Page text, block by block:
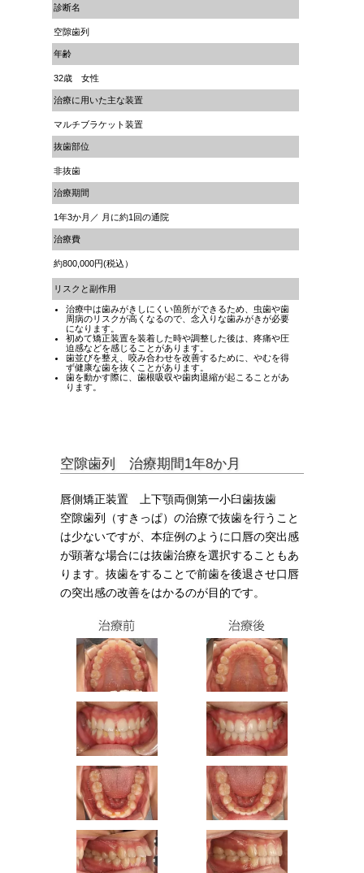
診断名
空隙歯列
年齢
32歳 女性
治療に用いた主な装置
マルチブラケット装置
抜歯部位
非抜歯
治療期間
1年3か月／ 月に約1回の通院
治療費
約800,000円(税込）
リスクと副作用
治療中は歯みがきしにくい箇所ができるため、虫歯や歯
周病のリスクが高くなるので、念入りな歯みがきが必要
になります。
初めて矯正装置を装着した時や調整した後は、疼痛や圧
迫感などを感じることがあります。
歯並びを整え、咬み合わせを改善するために、やむを得
ず健康な歯を抜くことがあります。
歯を動かす際に、歯根吸収や歯肉退縮が起こることがあ
ります。
空隙歯列 治療期間1年8か月
唇側矯正装置 上下顎両側第一小臼歯抜歯
空隙歯列（すきっぱ）の治療で抜歯を行うこと
は少ないですが、本症例のように口唇の突出感
が顕著な場合には抜歯治療を選択することもあ
ります。抜歯をすることで前歯を後退させ口唇
の突出感の改善をはかるのが目的です。